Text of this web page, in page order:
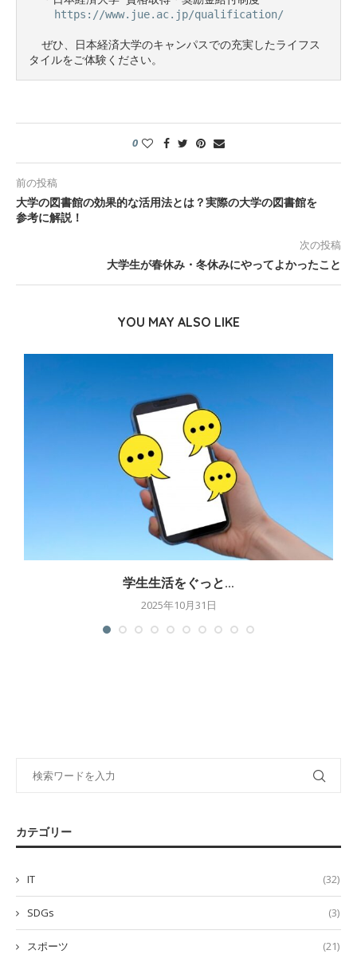
https://www.jue.ac.jp/qualification/
0
前の投稿
大学の図書館の効果的な活用法とは？実際の大学の図書館を
参考に解説！
次の投稿
大学生が春休み・冬休みにやってよかったこと
YOU MAY ALSO LIKE
学生生活をぐっと...
2025年10月31日
カテゴリー
IT (32)
SDGs (3)
スポーツ (21)